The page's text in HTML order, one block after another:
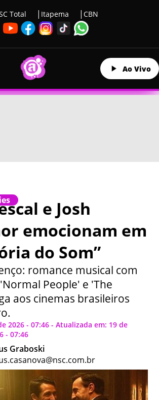
Total Itapema CBN
Ao Vivo
e Josh
emocionam em
do Som”
romance musical com
People' e 'The
aos cinemas brasileiros
2026 - 07:46 - Atualizada em: 19 de
- 07:46
Graboski